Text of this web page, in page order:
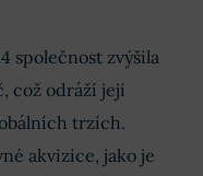
společnost zvýšila
což odráží její
trzích.
akvizice, jako je